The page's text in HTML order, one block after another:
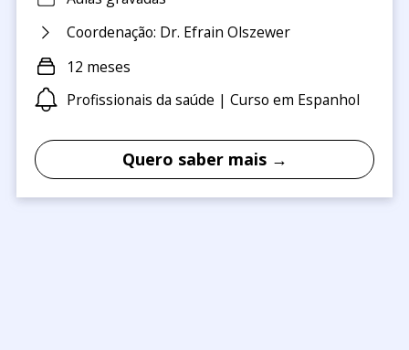
Coordenação: Dr. Efrain Olszewer
12 meses
Profissionais da saúde | Curso em Espanhol
Quero saber mais →